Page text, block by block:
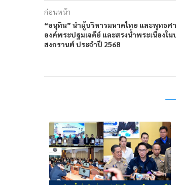
ก่อนหน้า
“อนุทิน” นำผู้บริหารมหาดไทย และพุทธศ
องค์พระปฐมเจดีย์ และสรงน้ำพระเนื่องใ
สงกรานต์ ประจำปี 2568